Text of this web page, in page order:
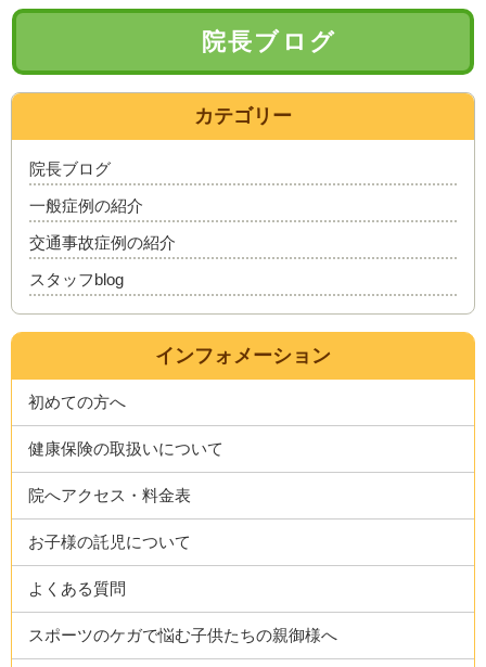
院長ブログ
カテゴリー
院長ブログ
一般症例の紹介
交通事故症例の紹介
スタッフblog
インフォメーション
初めての方へ
健康保険の取扱いについて
院へアクセス・料金表
お子様の託児について
よくある質問
スポーツのケガで悩む子供たちの親御様へ